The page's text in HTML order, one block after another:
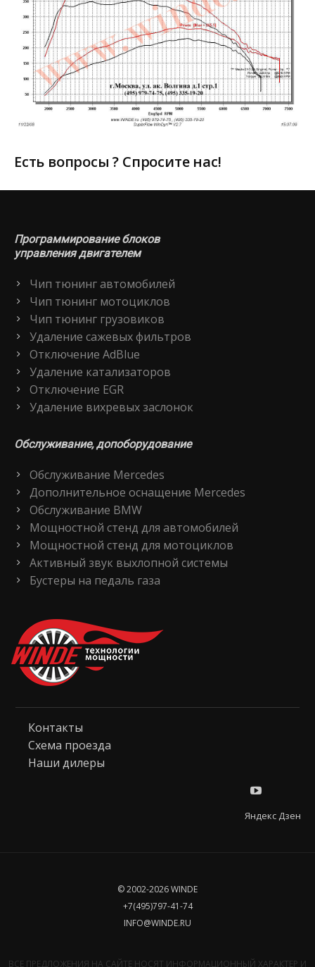
Есть вопросы ? Спросите нас!
Программирование блоков
управления двигателем
Чип тюнинг автомобилей
Чип тюнинг мотоциклов
Чип тюнинг грузовиков
Удаление сажевых фильтров
Отключение AdBlue
Удаление катализаторов
Отключение EGR
Удаление вихревых заслонок
Обслуживание, допоборудование
Обслуживание Mercedes
Дополнительное оснащение Mercedes
Обслуживание BMW
Мощностной стенд для автомобилей
Мощностной стенд для мотоциклов
Активный звук выхлопной системы
Бустеры на педаль газа
Контакты
Схема проезда
Наши дилеры
Яндекс Дзен
© 2002-2026 WINDE
+7(495)797-41-74
INFO@WINDE.RU
ВСЕ ПРЕДЛОЖЕНИЯ НА САЙТЕ НОСЯТ ИНФОРМАЦИОННЫЙ ХАРАКТЕР И